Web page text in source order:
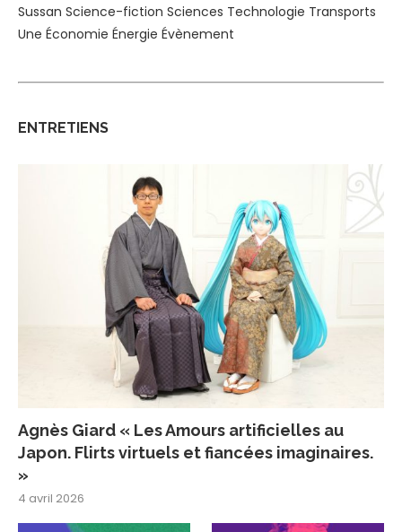
Sussan Science-fiction Sciences Technologie Transports
Une Économie Énergie Évènement
ENTRETIENS
Agnès Giard « Les Amours artificielles au
Japon. Flirts virtuels et fiancées imaginaires.
»
4 avril 2026